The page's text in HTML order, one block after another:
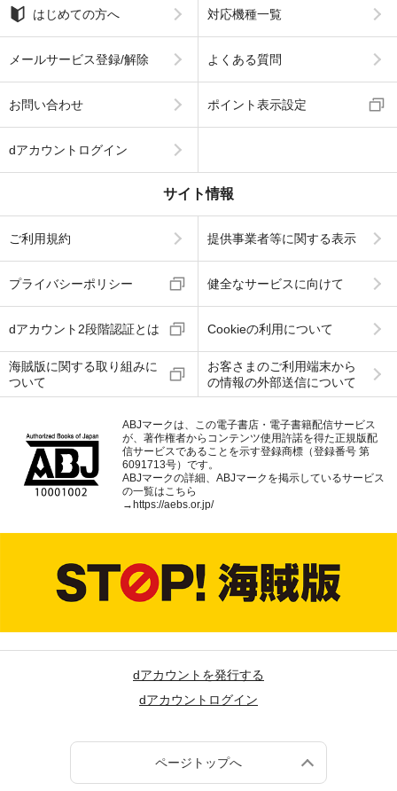
はじめての方へ 対応機種一覧
メールサービス登録/解除 よくある質問
お問い合わせ ポイント表示設定
dアカウントログイン
サイト情報
ご利用規約 提供事業者等に関する表示
プライバシーポリシー 健全なサービスに向けて
dアカウント2段階認証とは Cookieの利用について
海賊版に関する取り組みに
ついて
お客さまのご利用端末から
の情報の外部送信について
ABJマークは、この電子書店・電子書籍配信サービス
が、著作権者からコンテンツ使用許諾を得た正規版配
信サービスであることを示す登録商標（登録番号 第
6091713号）です。
ABJマークの詳細、ABJマークを掲示しているサービス
の一覧はこちら
→ https://aebs.or.jp/
dアカウントを発行する
dアカウントログイン
ページトップへ